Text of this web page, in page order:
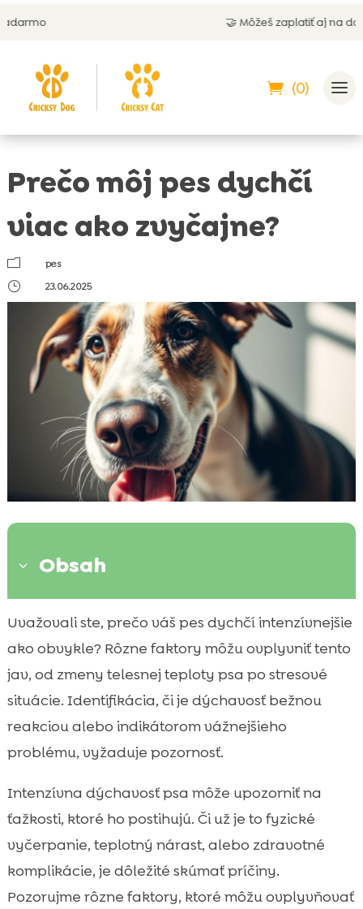
🤝 Môžeš zaplatiť aj na dobierku
(0)
Prečo môj pes dychčí
viac ako zvyčajne?
m
pes
}
23.06.2025
3 Obsah
 Úvod do problematiky zvýšeného
dychčania
Možné príčiny zvýšeného dychčania
 Zdravotné dôvody pre zvýšené dychčanie
Zvýšené dychčanie psa leto
Kedy vyhľadať veterinárnu pomoc
 Význam správneho krmiva
 Hypoalergénne možnosti od CricksyDog
 CricksyDog mokré krmivo Ely
 MeatLover pochúťky
 Twinky vitamíny a ich výhody
Uvažovali ste, prečo váš pes dychčí intenzívnejšie
ako obvykle? Rôzne faktory môžu ovplyvniť tento
jav, od zmeny telesnej teploty psa po stresové
situácie. Identifikácia, či je dýchavosť bežnou
reakciou alebo indikátorom vážnejšieho
problému, vyžaduje pozornosť.
Intenzívna dýchavosť psa môže upozorniť na
ťažkosti, ktoré ho postihujú. Či už je to fyzické
vyčerpanie, teplotný nárast, alebo zdravotné
komplikácie, je dôležité skúmať príčiny.
Pozorujme rôzne faktory, ktoré môžu ovplyvňovať